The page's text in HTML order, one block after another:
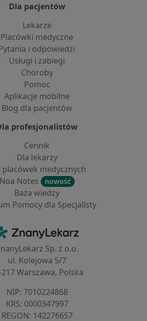
Dla pacjentów
Lekarze
Placówki medyczne
i odpowiedzi
Usługi i zabiegi
Choroby
Pomoc
Aplikacje mobilne
Blog dla pacjentów
profesjonalistów
Cennik
Dla lekarzy
placówek medycznych
Noa Notes
nowość
Baza wiedzy
Pomocy dla Specjalisty
ZnanyLekarz - Strona główna
Sp. z o.o.
ul. Kolejowa 5/7
217 Warszawa, Polska
NIP: ⁠7010224868
KRS: ⁠0000347997
REGON: ⁠142276657